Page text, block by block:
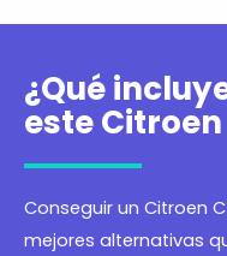
¿Qué
este Citroen
Conseguir un Citroen
mejores alternativas